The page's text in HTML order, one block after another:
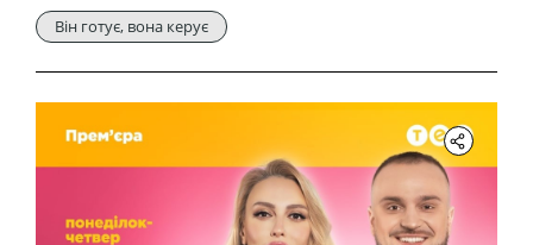
Він готує, вона керує